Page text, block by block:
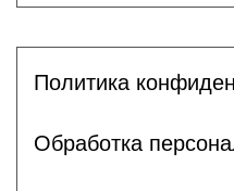
Политика
Обработка